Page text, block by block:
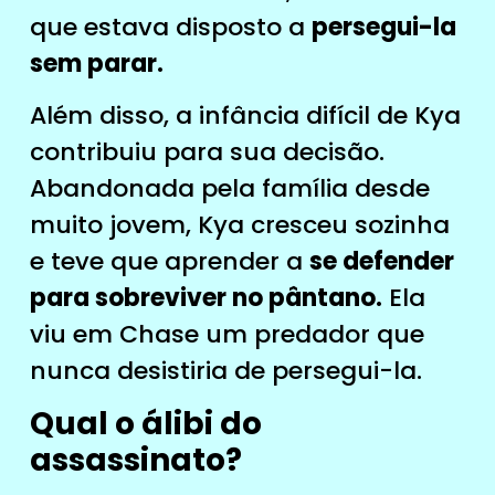
que estava disposto a persegui-la
sem parar.
Além disso, a infância difícil de Kya
contribuiu para sua decisão.
Abandonada pela família desde
muito jovem, Kya cresceu sozinha
e teve que aprender a se defender
para sobreviver no pântano. Ela
viu em Chase um predador que
nunca desistiria de persegui-la.
Qual o álibi do
assassinato?